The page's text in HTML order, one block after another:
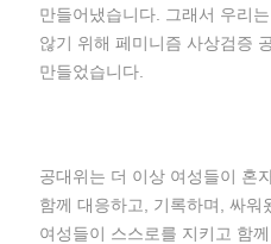
만들어냈습니다. 그래서 우리
않기 위해 페미니즘 사상검증
만들었습니다.
공대위는 더 이상 여성들이 혼
함께 대응하고, 기록하며, 싸워
여성들이 스스로를 지키고 함